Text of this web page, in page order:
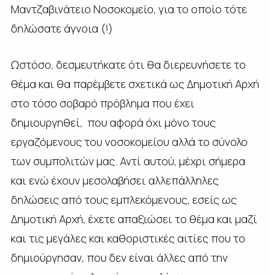
Μαντζαβινάτειο Νοσοκομείο, για το οποίο τότε
δηλώσατε άγνοια (!)
Ωστόσο, δεσμευτήκατε ότι θα διερευνήσετε το
θέμα και θα παρέμβετε σχετικά ως Δημοτική Αρχή
στο τόσο σοβαρό πρόβλημα που έχει
δημιουργηθεί, που αφορά όχι μόνο τους
εργαζόμενους του νοσοκομείου αλλά το σύνολο
των συμπολιτών μας. Αντί αυτού, μέχρι σήμερα
και ενώ έχουν μεσολαβήσει αλλεπάλληλες
δηλώσεις από τους εμπλεκόμενους, εσείς ως
Δημοτική Αρχή, έχετε απαξιώσει το θέμα και μαζί
και τις μεγάλες και καθοριστικές αιτίες που το
δημιούργησαν, που δεν είναι άλλες από την